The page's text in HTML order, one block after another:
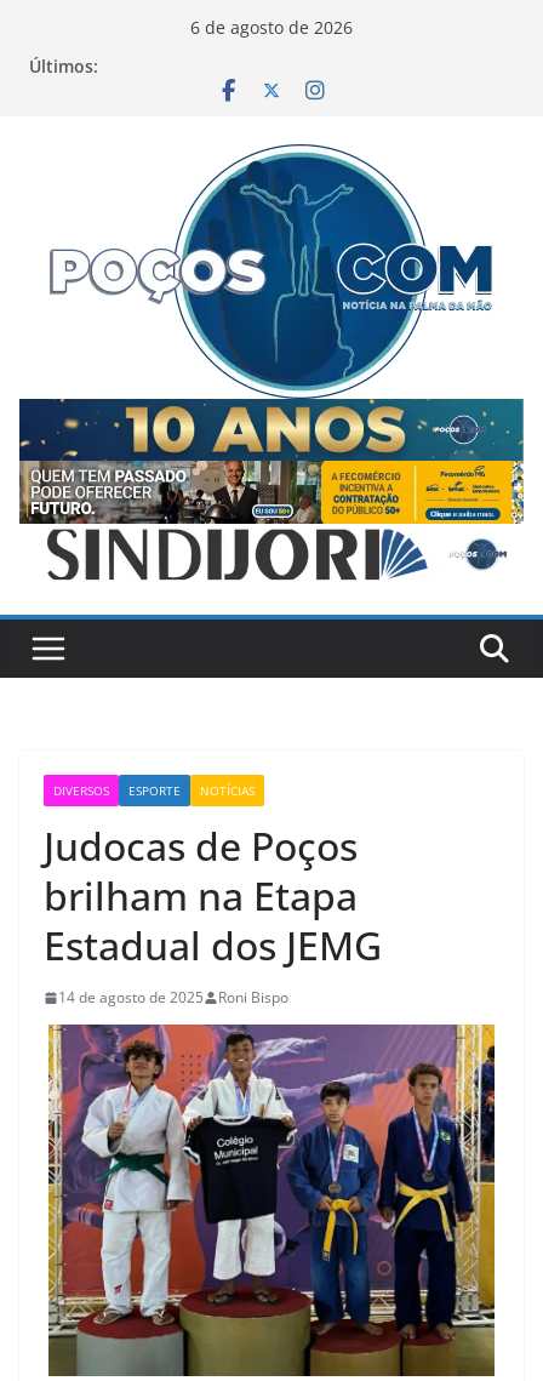
6 de agosto de 2026
Últimos:
DIVERSOS ESPORTE NOTÍCIAS
Judocas de Poços
brilham na Etapa
Estadual dos JEMG
14 de agosto de 2025 Roni Bispo